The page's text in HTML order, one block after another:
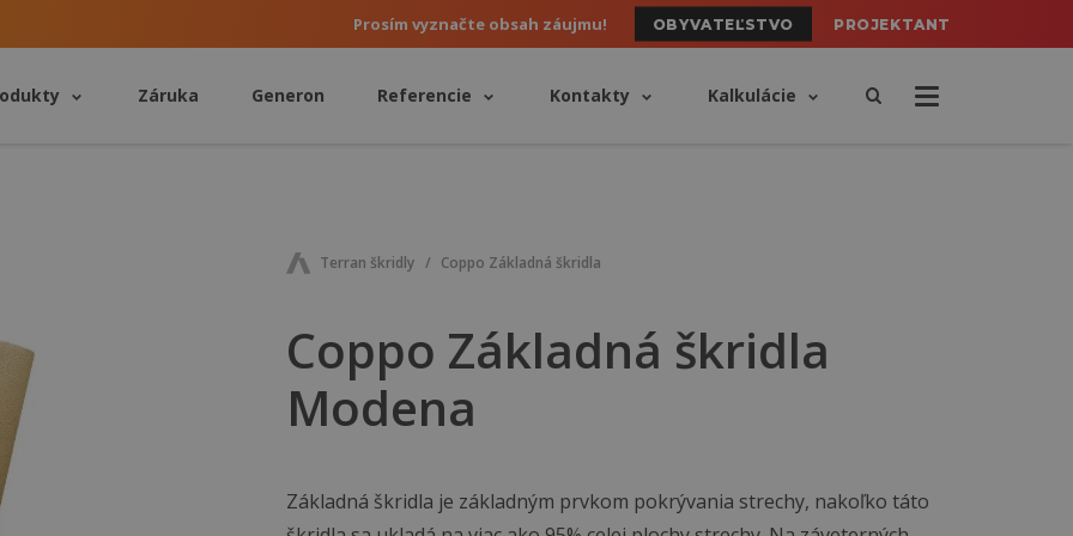
Prosím vyznačte obsah záujmu! OBYVATEĽSTVO PROJEKTANT
Záruka Generon Referencie Kontakty Kalkulácie
Terran škridly Coppo Základná škridla
Coppo Základná škridla
Modena
Základná škridla je základným prvkom pokrývania strechy, nakoľko táto